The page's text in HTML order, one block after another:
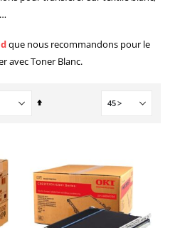
que nous recommandons pour le
avec Toner Blanc.
Par
8 990,00 €
59,99 €
49,99 €